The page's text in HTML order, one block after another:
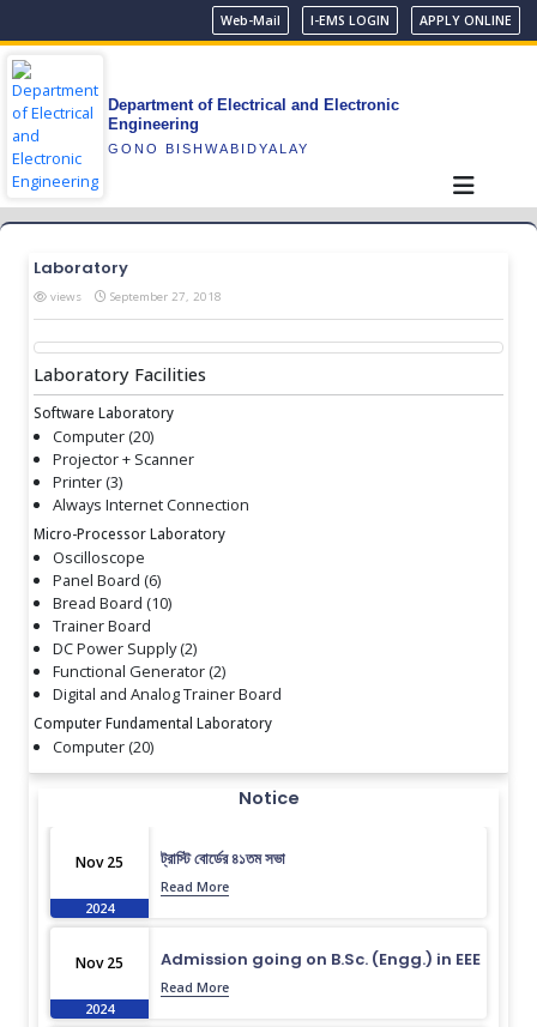
Web-Mail I-EMS LOGIN APPLY ONLINE
Department of Electrical and Electronic
Engineering
GONO BISHWABIDYALAY
Laboratory
views September 27, 2018
Laboratory Facilities
Software Laboratory
Computer (20)
Projector + Scanner
Printer (3)
Always Internet Connection
Micro-Processor Laboratory
Oscilloscope
Panel Board (6)
Bread Board (10)
Trainer Board
DC Power Supply (2)
Functional Generator (2)
Digital and Analog Trainer Board
Computer Fundamental Laboratory
Computer (20)
Notice
Nov 25
2024
ট্রাস্টি বোর্ডের ৪১তম সভা
Read More
Nov 25
2024
Admission going on B.Sc. (Engg.) in EEE
Read More